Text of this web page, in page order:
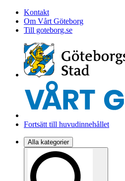
Kontakt
Om Vårt Göteborg
Till goteborg.se
Fortsätt till huvudinnehållet
Alla kategorier